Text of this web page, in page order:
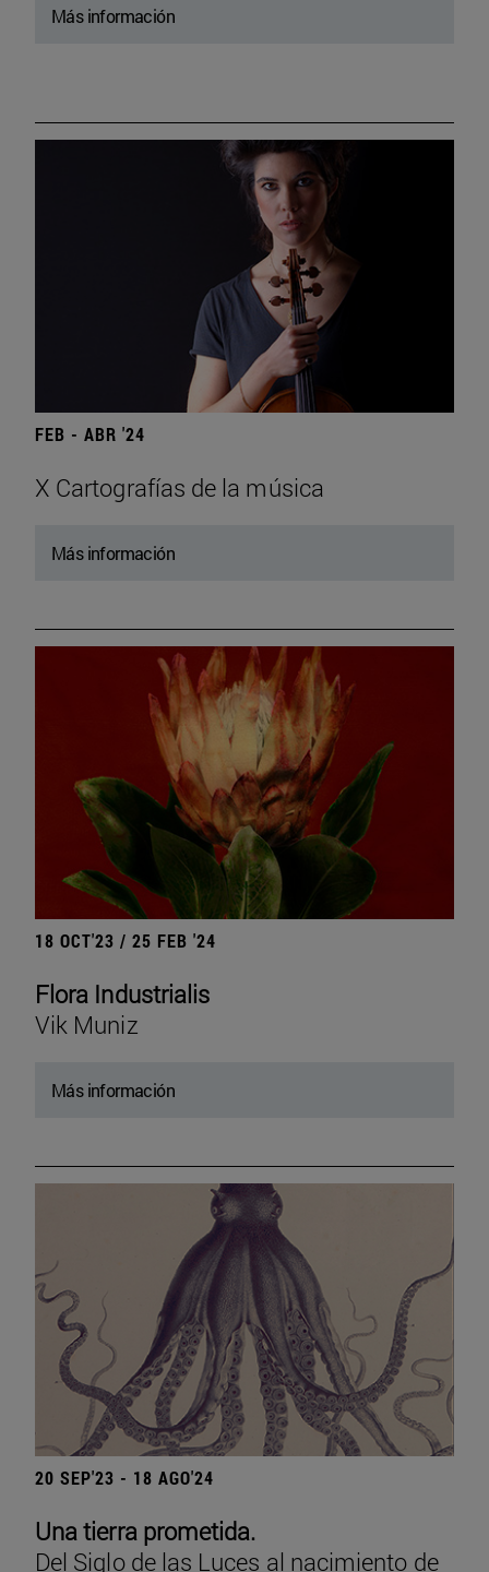
Más información
FEB - ABR '24
X Cartografías de la música
Más información
18 OCT'23 / 25 FEB '24
Flora Industrialis
Vik Muniz
Más información
20 SEP'23 - 18 AGO'24
Una tierra prometida.
Del Siglo de las Luces al nacimiento de